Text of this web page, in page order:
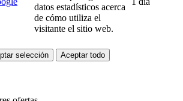
datos estadísticos acerca
de cómo utiliza el
visitante el sitio web.
selección Aceptar todo